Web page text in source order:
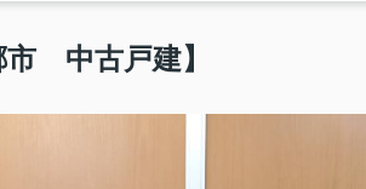
市 中古戸建】